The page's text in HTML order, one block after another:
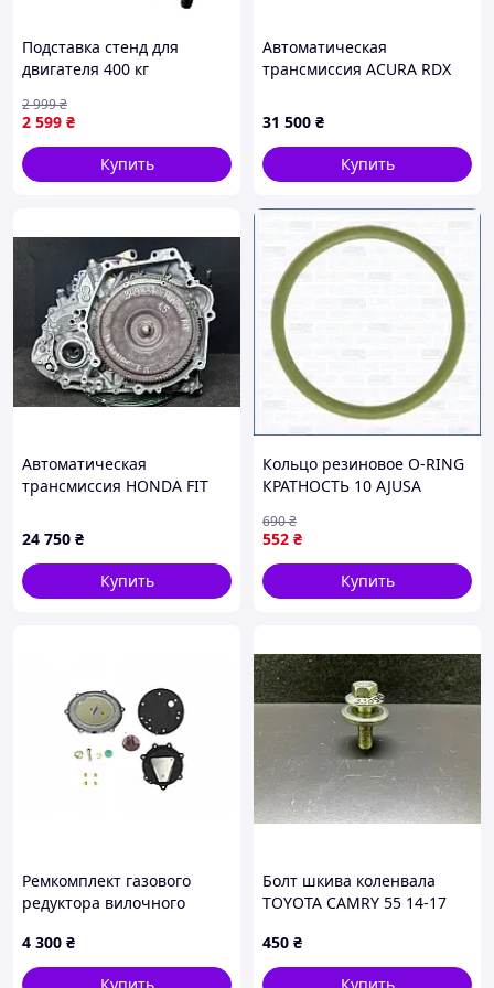
Подставка стенд для
двигателя 400 кг
ремонтный стенд для авто
двигателя
2 599 ₴
2 999₴
Купить
Автоматическая
трансмиссия ACURA RDX
31 500 ₴
Купить
Автоматическая
трансмиссия HONDA FIT
24 750 ₴
Купить
Кольцо резиновое O-RING
КРАТНОСТЬ 10 AJUSA
552 ₴
690₴
Купить
Ремкомплект газового
редуктора вилочного
4 300 ₴
Болт шкива коленвала
TOYOTA CAMRY 55 14-17
450 ₴